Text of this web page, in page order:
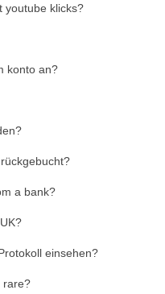
youtube klicks?
konto an?
a bank?
einsehen?
rare?